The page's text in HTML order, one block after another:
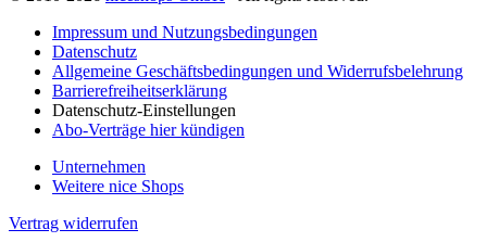
Impressum und Nutzungsbedingungen
Datenschutz
Allgemeine Geschäftsbedingungen und Widerrufsbelehrung
Barrierefreiheitserklärung
Datenschutz-Einstellungen
Abo-Verträge hier kündigen
Unternehmen
Weitere nice Shops
Vertrag widerrufen